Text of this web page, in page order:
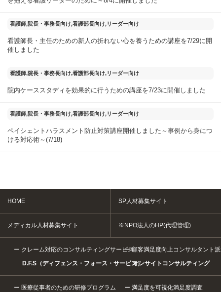
2025年07月30日
看護師,院長・事務長向け,看護部長向け,リーダー向け
看護師長・主任のための新人の折れない心を養うための講座を7/29に開
催しました
2025年07月25日
看護師,院長・事務長向け,看護部長向け,リーダー向け
院内ケーススタディを効果的に行うための講座を7/23に開催しました
2025年07月20日
看護師,院長・事務長向け,看護部長向け,リーダー向け
ペイシェントハラスメント防止対策講座開催しました～事例から身につ
ける対応術～(7/18)
HOME SP人材募集サイト
メディカル人材募集サイト ※NPO法人のHP(代理管理)
クレーム対応のコンサルティングサービス
D.F.S（ディフェンス・フォース・サービス）
顧客満足度向上コンサルタント
オンサイトコンサルティング
医療従事者のための研修プログラム 満足度を可視化満足度調査